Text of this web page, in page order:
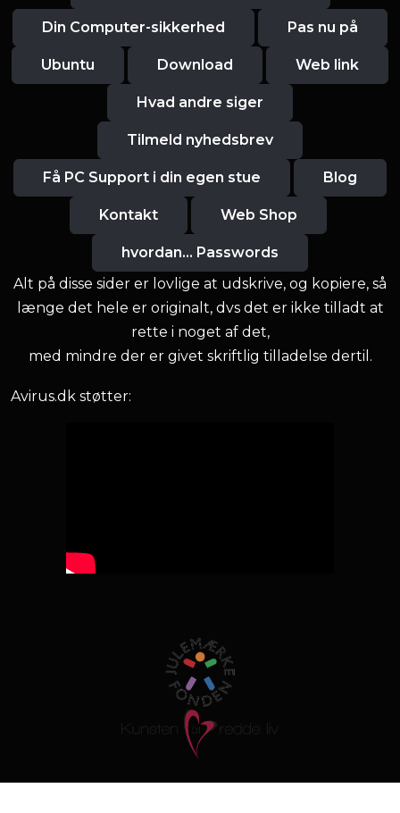
Din Computer-sikkerhed Pas nu på
Ubuntu Download Web link
Hvad andre siger
Tilmeld nyhedsbrev
Få PC Support i din egen stue Blog
Kontakt Web Shop
hvordan... Passwords
Alt på disse sider er lovlige at udskrive, og kopiere, så
længe det hele er originalt, dvs det er ikke tilladt at
rette i noget af det,
med mindre der er givet skriftlig tilladelse dertil.
Avirus.dk støtter: